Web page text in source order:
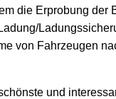
die Erprobung der
von Fahrzeugen
und